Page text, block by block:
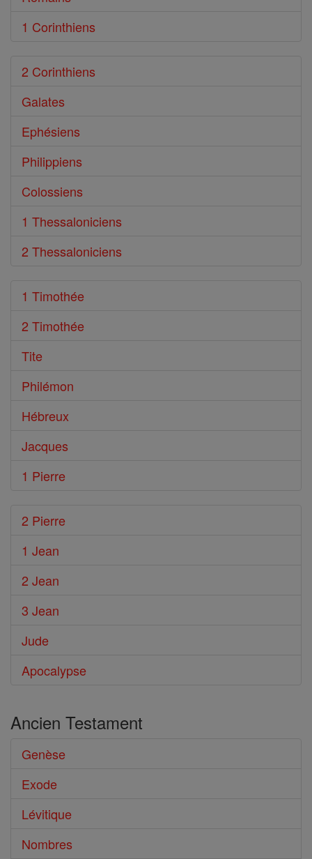
1 Corinthiens
2 Corinthiens
Galates
Ephésiens
Philippiens
Colossiens
1 Thessaloniciens
2 Thessaloniciens
1 Timothée
2 Timothée
Tite
Philémon
Hébreux
Jacques
1 Pierre
2 Pierre
1 Jean
2 Jean
3 Jean
Jude
Apocalypse
Ancien Testament
Genèse
Exode
Lévitique
Nombres